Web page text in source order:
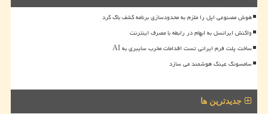
هوش مصنوعی اپل را ملزم به محدودسازی برنامه کشف باگ کرد
واکنش ایرانسل به ابهام در رابطه با مصرف اینترنت
ساخت پلت فرم ایرانی تست اقدامات مخرب سایبری به AI
سامسونگ عینک هوشمند می سازد
جدیدترین ها